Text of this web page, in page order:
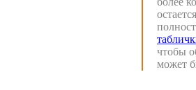
чтобы
может